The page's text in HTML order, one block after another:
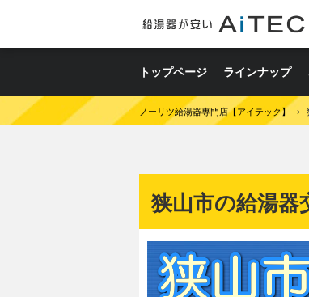
トップページ ラインナップ
ノーリツ給湯器専門店【アイテック】 ›
狭山市の給湯器